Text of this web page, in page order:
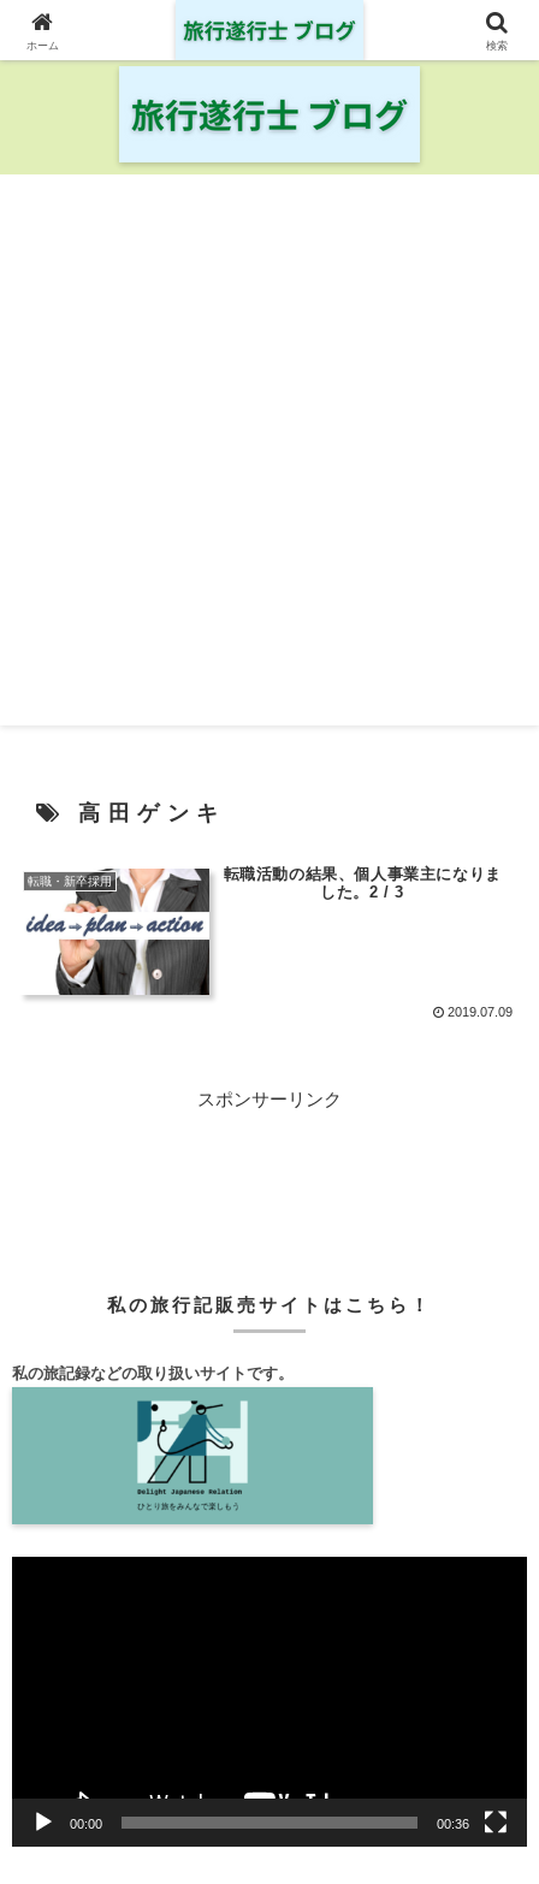
日本の鉄道・空港を制覇した旅行遂行士の旅の記録
高田ゲンキ
転職・新卒採用
転職活動の結果、個人事業主になりま
した。2 / 3
2019.07.09
スポンサーリンク
私の旅行記販売サイトはこちら！
私の旅記録などの取り扱いサイトです。
00:00 00:36
ホーム 検索